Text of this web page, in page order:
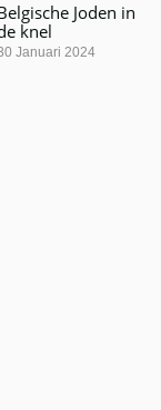
Joden in
knel
Januari 2024